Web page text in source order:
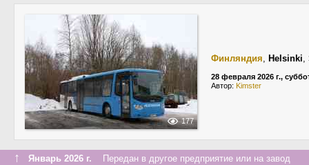
177
Финляндия, Helsinki,
28 февраля 2026 г.,
Автор: Kimster
↑ Январь 2026 г. Передан в другое предприятие или на завод